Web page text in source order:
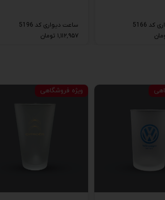
ساعت دیواری کد 5196
۱,۱۱۲,۹۵۷ تومان
5166
ویژه فروشگاهی